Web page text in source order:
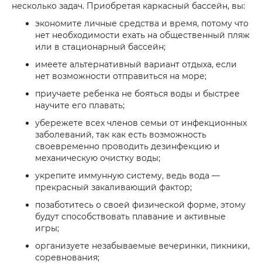
несколько задач. Приобретая каркасный бассейн, вы:
экономите личные средства и время, потому что
нет необходимости ехать на общественный пляж
или в стационарный бассейн;
имеете альтернативный вариант отдыха, если
нет возможности отправиться на море;
приучаете ребенка не бояться воды и быстрее
научите его плавать;
убережете всех членов семьи от инфекционных
заболеваний, так как есть возможность
своевременно проводить дезинфекцию и
механическую очистку воды;
укрепите иммунную систему, ведь вода —
прекрасный закаливающий фактор;
позаботитесь о своей физической форме, этому
будут способствовать плавание и активные
игры;
организуете незабываемые вечеринки, пикники,
соревнования;